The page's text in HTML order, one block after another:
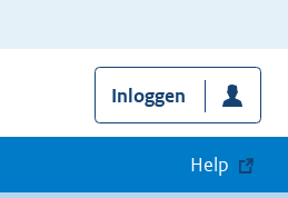
Inloggen
Help